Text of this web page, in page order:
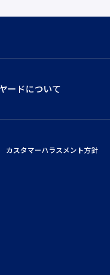
ードについて
カスタマーハラスメント方針